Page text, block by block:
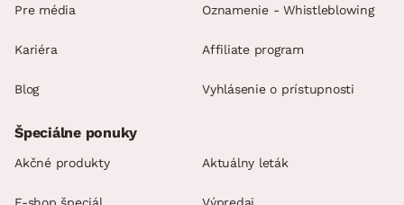
Pre média
Kariéra
Blog
Oznamenie - Whistleblowing
Affiliate program
Vyhlásenie o prístupnosti
Špeciálne ponuky
Akčné produkty Aktuálny leták